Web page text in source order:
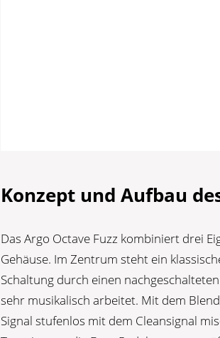
Konzept und Aufbau
Das Argo Octave Fuzz kombiniert drei
Gehäuse. Im Zentrum steht ein
Schaltung durch einen
sehr musikalisch arbeitet. Mit dem
Signal stufenlos mit dem Cleansignal